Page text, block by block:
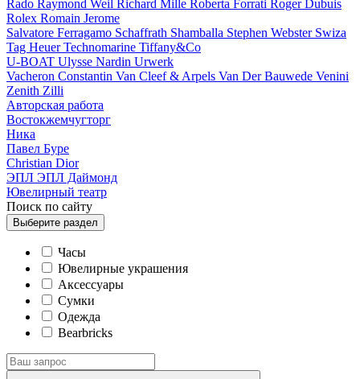
Rado Raymond Weil Richard Mille Roberta Forrati Roger Dubuis
Rolex Romain Jerome
Salvatore Ferragamo Schaffrath Shamballa Stephen Webster Swiza
Tag HeuerTechnomarine Tiffany&Co
U-BOAT Ulysse Nardin Urwerk
Vacheron Constantin Van Cleef & Arpels Van Der Bauwede Venini
Zenith Zilli
Авторская работа
Востокжемчугторг
Ника
Павел Буре
Сhristian Dior
ЭПЛ ЭПЛ Даймонд
Ювелирный театр
Поиск по сайту
Выберите раздел
Часы
Ювелирные украшения
Аксессуары
Сумки
Одежда
Bearbricks